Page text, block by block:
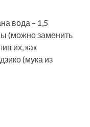
вода – 1,5
(можно заменить
их, как
(мука из